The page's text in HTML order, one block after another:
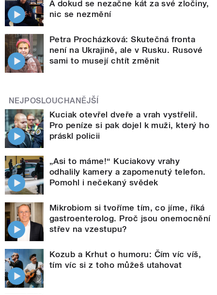
A dokud se nezačne kát za své zločiny,
nic se nezmění
Petra Procházková: Skutečná fronta
není na Ukrajině, ale v Rusku. Rusové
sami to musejí chtít změnit
NEJPOSLOUCHANĚJŠÍ
Kuciak otevřel dveře a vrah vystřelil.
Pro peníze si pak dojel k muži, který ho
práskl policii
„Asi to máme!“ Kuciakovy vrahy
odhalily kamery a zapomenutý telefon.
Pomohl i nečekaný svědek
Mikrobiom si tvoříme tím, co jíme, říká
gastroenterolog. Proč jsou onemocnění
střev na vzestupu?
Kozub a Krhut o humoru: Čím víc víš,
tím víc si z toho můžeš utahovat